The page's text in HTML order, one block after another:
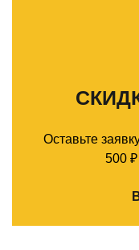
Оставьте
500